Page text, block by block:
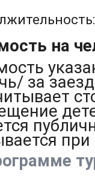
на
за